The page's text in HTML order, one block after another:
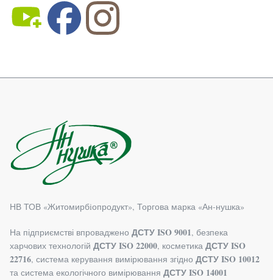
НВ ТОВ «Житомирбiопродукт», Торгова марка «Ан-нушка»
На підприємстві впроваджено ДСТУ ISO 9001, безпека
харчових технологій ДСТУ ISO 22000, косметика ДСТУ ISO
22716, система керування вимірювання згідно ДСТУ ISO 10012
та система екологічного вимірювання ДСТУ ISO 14001